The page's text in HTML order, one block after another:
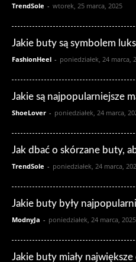
TrendSole - wtorek, 25 marca, 2025
Jakie buty są symbolem
FashionHeel - poniedziałek, 24 marca,
Jakie są najpopularniejsze
ShoeLover - poniedziałek, 24 marca,
Jak dbać o skórzane buty,
TrendSole - poniedziałek, 24 marca,
Jakie buty były
ModnyJa - poniedziałek, 24 marca, 2025
Jakie buty miały